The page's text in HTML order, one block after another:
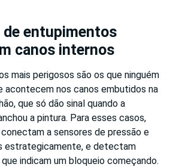
de entupimentos
canos internos
mais perigosos são os que ninguém
acontecem nos canos embutidos na
que só dão sinal quando a
a pintura. Para esses casos,
a sensores de pressão e
estrategicamente, e detectam
indicam um bloqueio começando.